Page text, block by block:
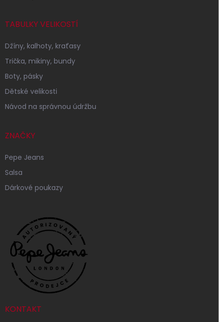
TABULKY VELIKOSTÍ
Džíny, kalhoty, kraťasy
Trička, mikiny, bundy
Boty, pásky
Dětské velikosti
Návod na správnou údržbu
ZNAČKY
Pepe Jeans
Salsa
Dárkové poukazy
KONTAKT